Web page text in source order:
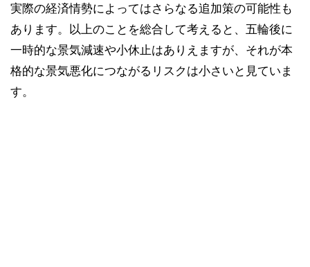
実際の経済情勢によってはさらなる追加策の可能性も
あります。以上のことを総合して考えると、五輪後に
一時的な景気減速や小休止はありえますが、それが本
格的な景気悪化につながるリスクは小さいと見ていま
す。